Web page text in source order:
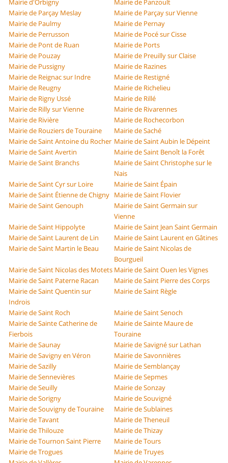
Mairie d'Orbigny
Mairie de Panzoult
Mairie de Parçay Meslay
Mairie de Parçay sur Vienne
Mairie de Paulmy
Mairie de Pernay
Mairie de Perrusson
Mairie de Pocé sur Cisse
Mairie de Pont de Ruan
Mairie de Ports
Mairie de Pouzay
Mairie de Preuilly sur Claise
Mairie de Pussigny
Mairie de Razines
Mairie de Reignac sur Indre
Mairie de Restigné
Mairie de Reugny
Mairie de Richelieu
Mairie de Rigny Ussé
Mairie de Rillé
Mairie de Rilly sur Vienne
Mairie de Rivarennes
Mairie de Rivière
Mairie de Rochecorbon
Mairie de Rouziers de Touraine
Mairie de Saché
Mairie de Saint Antoine du Rocher Mairie de Saint Aubin le Dépeint
Mairie de Saint Avertin
Mairie de Saint Benoît la Forêt
Mairie de Saint Branchs
Mairie de Saint Christophe sur le
Nais
Mairie de Saint Cyr sur Loire
Mairie de Saint Épain
Mairie de Saint Étienne de Chigny Mairie de Saint Flovier
Mairie de Saint Genouph
Mairie de Saint Germain sur
Vienne
Mairie de Saint Hippolyte
Mairie de Saint Jean Saint Germain
Mairie de Saint Laurent de Lin
Mairie de Saint Laurent en Gâtines
Mairie de Saint Martin le Beau
Mairie de Saint Nicolas de
Bourgueil
Mairie de Saint Nicolas des Motets Mairie de Saint Ouen les Vignes
Mairie de Saint Paterne Racan
Mairie de Saint Pierre des Corps
Mairie de Saint Quentin sur
Indrois
Mairie de Saint Règle
Mairie de Saint Roch
Mairie de Saint Senoch
Mairie de Sainte Catherine de
Fierbois
Mairie de Sainte Maure de
Touraine
Mairie de Saunay
Mairie de Savigné sur Lathan
Mairie de Savigny en Véron
Mairie de Savonnières
Mairie de Sazilly
Mairie de Semblançay
Mairie de Sennevières
Mairie de Sepmes
Mairie de Seuilly
Mairie de Sonzay
Mairie de Sorigny
Mairie de Souvigné
Mairie de Souvigny de Touraine
Mairie de Sublaines
Mairie de Tavant
Mairie de Theneuil
Mairie de Thilouze
Mairie de Thizay
Mairie de Tournon Saint Pierre
Mairie de Tours
Mairie de Trogues
Mairie de Truyes